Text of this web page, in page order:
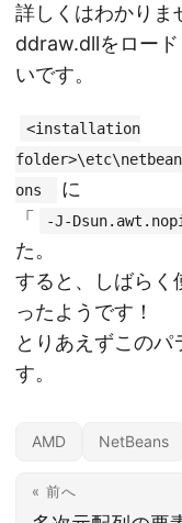
詳しくはわかりま
ddraw.dllをロー
いです。
<installation
ons
に
「
-J-
た。
すると、しばらく
ったようです！
とりあえずこの
す。
AMD NetBeans
« 前へ